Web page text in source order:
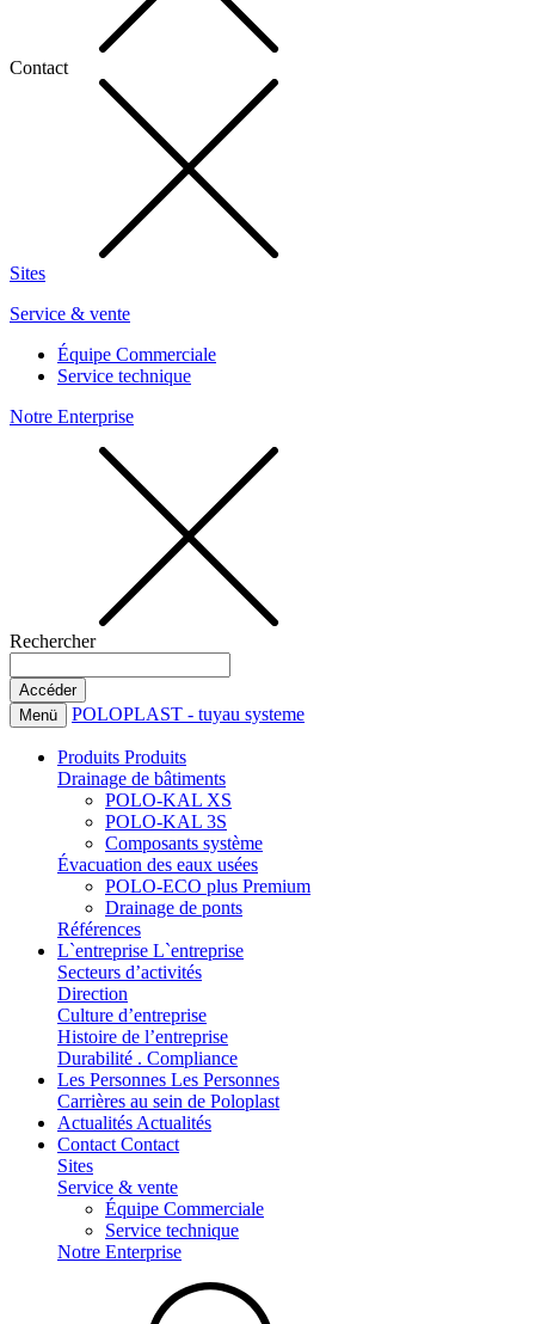
Contact
Sites
Service & vente
Équipe Commerciale
Service technique
Notre Enterprise
Rechercher
Menü POLOPLAST - tuyau systeme
Produits Produits
Drainage de bâtiments
POLO-KAL XS
POLO-KAL 3S
Composants système
Évacuation des eaux usées
POLO-ECO plus Premium
Drainage de ponts
Références
L`entreprise L`entreprise
Secteurs d’activités
Direction
Culture d’entreprise
Histoire de l’entreprise
Durabilité . Compliance
Les Personnes Les Personnes
Carrières au sein de Poloplast
Actualités Actualités
Contact Contact
Sites
Service & vente
Équipe Commerciale
Service technique
Notre Enterprise